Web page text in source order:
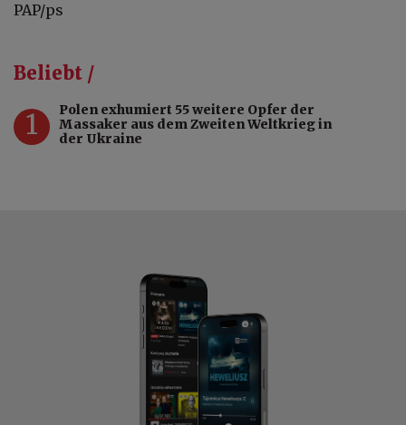
PAP/ps
Beliebt /
1
Polen exhumiert 55 weitere Opfer der
Massaker aus dem Zweiten Weltkrieg in
der Ukraine